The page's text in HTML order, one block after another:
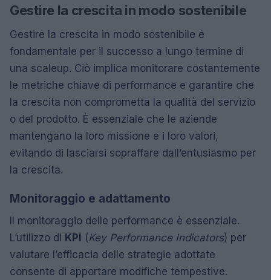
Gestire la crescita in modo sostenibile
Gestire la crescita in modo sostenibile è
fondamentale per il successo a lungo termine di
una scaleup. Ciò implica monitorare costantemente
le metriche chiave di performance e garantire che
la crescita non comprometta la qualità del servizio
o del prodotto. È essenziale che le aziende
mantengano la loro missione e i loro valori,
evitando di lasciarsi sopraffare dall’entusiasmo per
la crescita.
Monitoraggio e adattamento
Il monitoraggio delle performance è essenziale.
L’utilizzo di KPI (Key Performance Indicators) per
valutare l’efficacia delle strategie adottate
consente di apportare modifiche tempestive.